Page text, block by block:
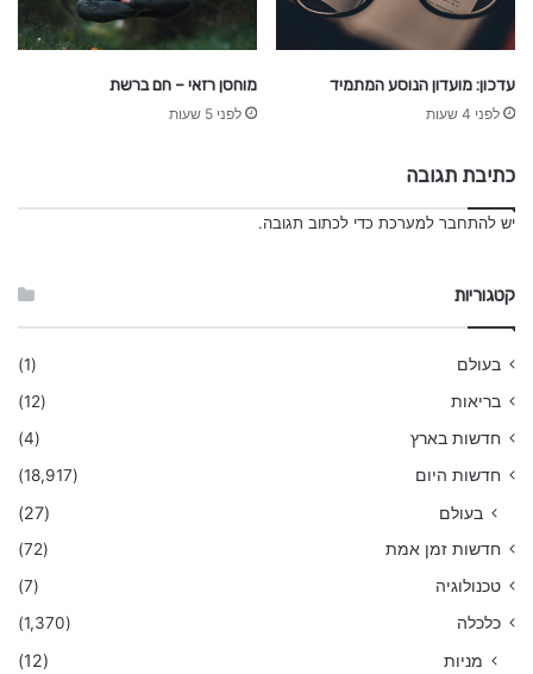
עדכון: מועדון הנוסע המתמיד
לפני 4 שעות
מוחסן רזאי – חם ברשת
לפני 5 שעות
כתיבת תגובה
יש להתחבר למערכת כדי לכתוב תגובה.
קטגוריות
בעולם
(1)
בריאות
(12)
חדשות בארץ
(4)
חדשות היום
(18,917)
בעולם (27)
חדשות זמן אמת
(72)
טכנולוגיה
(7)
כלכלה
(1,370)
מניות (12)